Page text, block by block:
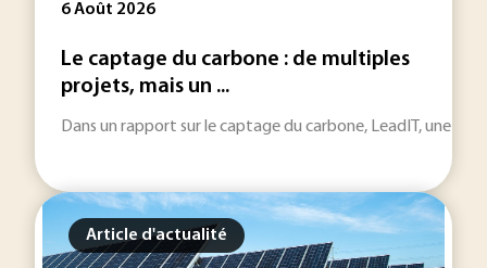
6 Août 2026
Le captage du carbone : de multiples
projets, mais un ...
Dans un rapport sur le captage du carbone, LeadIT, une
Article d'actualité